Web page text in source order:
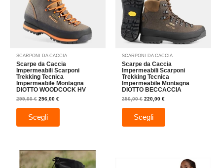
SCARPONI DA CACCIA
Scarpe da Caccia
Impermeabili Scarponi
Trekking Tecnica
Impermeabile Montagna
DIOTTO WOODCOCK HV
299,00€ 256,00€
Scegli
Le
opzioni
possono
essere
scelte
del
prodotto
SCARPONI DA CACCIA
Scarpe da Caccia
Impermeabili Scarponi
Trekking Tecnica
Impermeabile Montagna
DIOTTO BECCACCIA
250,00€ 220,00€
Scegli
Le
opzioni
possono
essere
scelte
del
prodotto
Questo
prodotto
prodotto